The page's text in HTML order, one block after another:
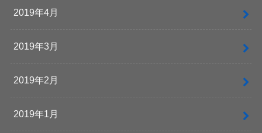
2019年4月
2019年3月
2019年2月
2019年1月